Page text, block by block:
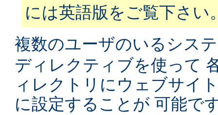
には英語版をご覧下さい
複数のユーザのいるシス
ディレクティブを使って
ィレクトリにウェブサイ
に設定することが 可能で